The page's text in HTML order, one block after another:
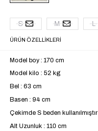
S M L
ÜRÜN ÖZELLIKLERI
Model boy : 170 cm
Model kilo : 52 kg
Bel : 63 cm
Basen : 94 cm
Çekimde S beden kullanılmıştır
Alt Uzunluk : 110 cm